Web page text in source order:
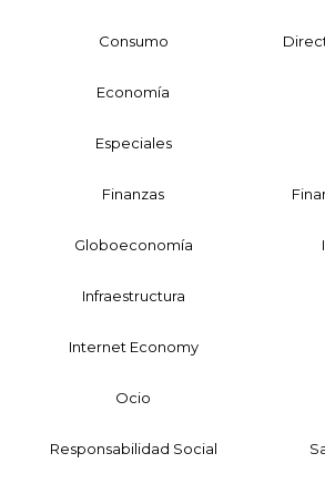
Consumo
Economía
Especiales
Finanzas
Globoeconomía
Infraestructura
Internet Economy
Ocio
Responsabilidad Social